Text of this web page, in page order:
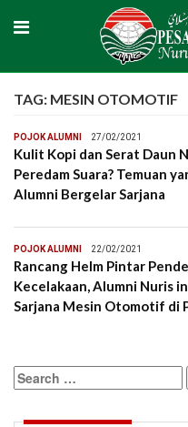
TAG: MESIN OTOMOTIF
POJOK ALUMNI 27/02/2021
Kulit Kopi dan Serat Daun
Peredam Suara? Temuan
Alumni Bergelar Sarjana
POJOK ALUMNI 22/02/2021
Rancang Helm Pintar
Kecelakaan, Alumni Nuris
Sarjana Mesin Otomotif di
Search
for: